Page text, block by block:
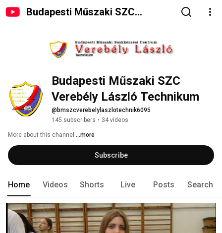
Budapesti Műszaki SZC
Budapesti Műszaki SZC
Verebély László Technikum
@bmszcverebelylaszlotechnik6095
145 subscribers • 34 videos
More about this channel ...more
Subscribe
Home Videos Shorts Live Posts Search